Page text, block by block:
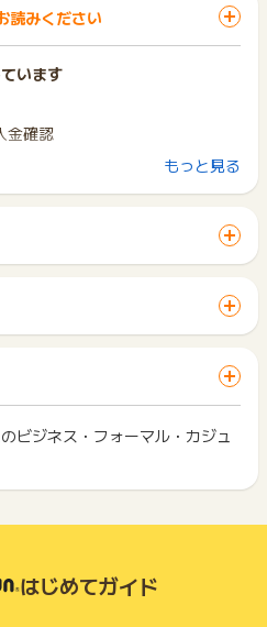
読みください
います
金確認
送、未着、等）
店舗受取サービス＞＜ウェブオ
イリングサービスの予約＞経由
ポイントタウンのサポート
イントについて、広告主に直接
ント獲得対象外となる場合がご
もっと見る
みやお買い物が完了するまでの
のサイトに移動した場合はポイン
」ボタンを押した時とサービ
ス・ブラウザが異なる場合はポ
スをご利用される場合は、毎回
ッピングでポイントGET 」ボ
告主側で対象外とみなし、「獲
返し利用不可のサービス・お買
イト、検索サイトなどを経由し
、1商品につき10円単位の金額
のものは切り捨てとなり、ポイ
等を利用して支払われた金額分
ンのポイント獲得の対象には含
イントや獲得条件、キャンペー
場合がございますが、ご利用さ
ビジネス・フォーマル・カジュ
はじめてガイド